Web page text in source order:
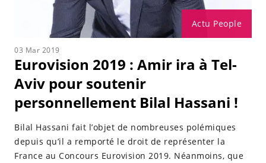
Actu People
03 Mar 2019
Eurovision 2019 : Amir ira à Tel-
Aviv pour soutenir
personnellement Bilal Hassani !
Bilal Hassani fait l’objet de nombreuses polémiques
depuis qu’il a remporté le droit de représenter la
France au Concours Eurovision 2019. Néanmoins, que